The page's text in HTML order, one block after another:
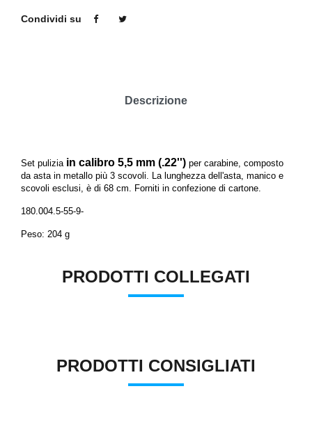
Condividi su
Descrizione
Set pulizia in calibro 5,5 mm (.22'') per carabine, composto
da asta in metallo più 3 scovoli. La lunghezza dell'asta, manico e
scovoli esclusi, è di 68 cm. Forniti in confezione di cartone.
180.004.5-55-9-
Peso: 204 g
PRODOTTI COLLEGATI
PRODOTTI CONSIGLIATI